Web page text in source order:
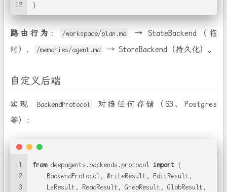
19
)
路由行为 ： /workspace/plan.md
→ StateBackend（临
时），
/memories/agent.md → StoreBackend（持久化）。
自定义后端
实现 BackendProtocol
对接任何存储（S3、Postgres
等）：
1
2
3
from deepagents.backends.protocol import (
    BackendProtocol, WriteResult, EditResult,
    LsResult, ReadResult, GrepResult, GlobResult,